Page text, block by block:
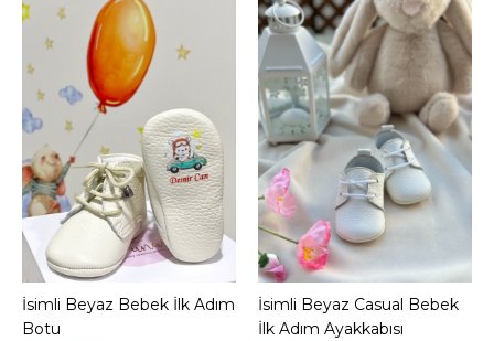
750,00TL
Sepete Ekle
KARŞILAŞTIRMA LISTESINE EKLE
ALIŞVERIŞ LISTESINE EKLE
JEEYMI BABY
Cırtlı Somon Casual
İsimli Bebek İlk Adım
Ayakkabısı
Sepete Ekle
İsimli Beyaz Bebek İlk Adım
Botu
Sepete Ekle
İsimli Beyaz Casual Bebek
İlk Adım Ayakkabısı